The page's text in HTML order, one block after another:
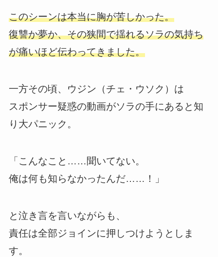
このシーンは本当に胸が苦しかった。
復讐か夢か、その狭間で揺れるソラの気持ち
が痛いほど伝わってきました。
一方その頃、ウジン（チェ・ウソク）は
スポンサー疑惑の動画がソラの手にあると知
り大パニック。
「こんなこと……聞いてない。
俺は何も知らなかったんだ……！」
と泣き言を言いながらも、
責任は全部ジョインに押しつけようとしま
す。